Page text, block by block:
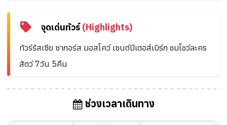
จุดเด่นทัวร์(Highlights)
ทัวร์รัสเซีย ซากอร์ส มอสโคว์ เซนต์ปีเตอส์เบิร์ก ชมโชว์ละคร
สัตว์ 7วัน 5คืน
ช่วงเวลาเดินทาง